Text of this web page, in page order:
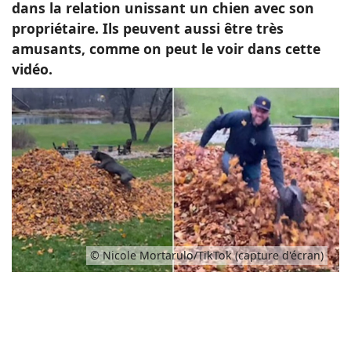
dans la relation unissant un chien avec son
propriétaire. Ils peuvent aussi être très
amusants, comme on peut le voir dans cette
vidéo.
© Nicole Mortarulo/TikTok (capture d'écran)